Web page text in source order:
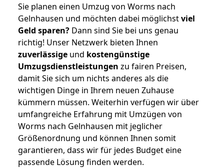
Sie planen einen Umzug von Worms nach
Gelnhausen und möchten dabei möglichstviel
Geld sparen? Dann sind Sie bei uns genau
richtig! Unser Netzwerk bieten Ihnen
zuverlässige und kostengünstige
Umzugsdienstleistungen zu fairen Preisen,
damit Sie sich um nichts anderes als die
wichtigen Dinge in Ihrem neuen Zuhause
kümmern müssen. Weiterhin verfügen wir über
umfangreiche Erfahrung mit Umzügen von
Worms nach Gelnhausen mit jeglicher
Größenordnung und können Ihnen somit
garantieren, dass wir für jedes Budget eine
passende Lösung finden werden.